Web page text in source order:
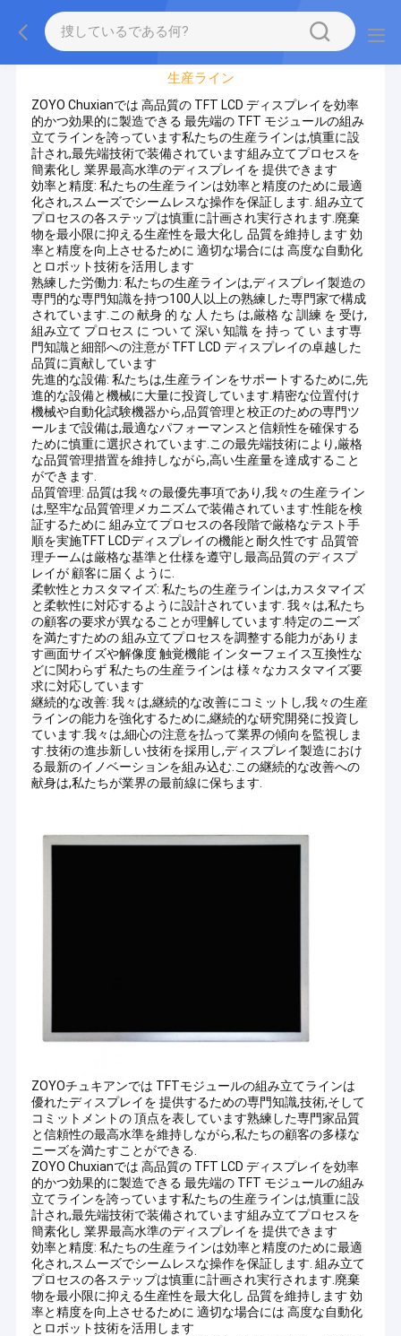
工場 ツアー
生産ライン
ZOYO Chuxianでは 高品質の TFT LCD ディスプレイを効率
的かつ効果的に製造できる 最先端の TFT モジュールの組み
立てラインを誇っています私たちの生産ラインは,慎重に設
計され,最先端技術で装備されています組み立てプロセスを
簡素化し 業界最高水準のディスプレイを 提供できます
効率と精度: 私たちの生産ラインは効率と精度のために最適
化され,スムーズでシームレスな操作を保証します. 組み立て
プロセスの各ステップは慎重に計画され実行されます.廃棄
物を最小限に抑える生産性を最大化し 品質を維持します 効
率と精度を向上させるために 適切な場合には 高度な自動化
とロボット技術を活用します
熟練した労働力: 私たちの生産ラインは,ディスプレイ製造の
専門的な専門知識を持つ100人以上の熟練した専門家で構成
されています.この 献身 的 な 人 たち は,厳格 な 訓練 を 受け,
組み立て プロセス に つい て 深い 知識 を 持っ て い ます専
門知識と細部への注意が TFT LCD ディスプレイの卓越した
品質に貢献しています
先進的な設備: 私たちは,生産ラインをサポートするために,先
進的な設備と機械に大量に投資しています.精密な位置付け
機械や自動化試験機器から,品質管理と校正のための専門ツ
ールまで設備は,最適なパフォーマンスと信頼性を確保する
ために慎重に選択されています.この最先端技術により,厳格
な品質管理措置を維持しながら,高い生産量を達成すること
ができます.
品質管理: 品質は我々の最優先事項であり,我々の生産ライン
は,堅牢な品質管理メカニズムで装備されています.性能を検
証するために 組み立てプロセスの各段階で厳格なテスト手
順を実施TFT LCDディスプレイの機能と耐久性です 品質管
理チームは厳格な基準と仕様を遵守し最高品質のディスプ
レイが 顧客に届くように.
柔軟性とカスタマイズ: 私たちの生産ラインは,カスタマイズ
と柔軟性に対応するように設計されています. 我々は,私たち
の顧客の要求が異なることが理解しています.特定のニーズ
を満たすための 組み立てプロセスを調整する能力がありま
す画面サイズや解像度 触覚機能 インターフェイス互換性な
どに関わらず 私たちの生産ラインは 様々なカスタマイズ要
求に対応しています
継続的な改善: 我々は,継続的な改善にコミットし,我々の生産
ラインの能力を強化するために,継続的な研究開発に投資し
ています.我々は,細心の注意を払って業界の傾向を監視しま
す.技術の進歩新しい技術を採用し,ディスプレイ製造におけ
る最新のイノベーションを組み込む.この継続的な改善への
献身は,私たちが業界の最前線に保ちます.
ZOYOチュキアンでは TFTモジュールの組み立てラインは
優れたディスプレイを 提供するための専門知識,技術,そして
コミットメントの 頂点を表しています熟練した専門家品質
と信頼性の最高水準を維持しながら,私たちの顧客の多様な
ニーズを満たすことができる.
ZOYO Chuxianでは 高品質の TFT LCD ディスプレイを効率
的かつ効果的に製造できる 最先端の TFT モジュールの組み
立てラインを誇っています私たちの生産ラインは,慎重に設
計され,最先端技術で装備されています組み立てプロセスを
簡素化し 業界最高水準のディスプレイを 提供できます
効率と精度: 私たちの生産ラインは効率と精度のために最適
化され,スムーズでシームレスな操作を保証します. 組み立て
プロセスの各ステップは慎重に計画され実行されます.廃棄
物を最小限に抑える生産性を最大化し 品質を維持します 効
率と精度を向上させるために 適切な場合には 高度な自動化
とロボット技術を活用します